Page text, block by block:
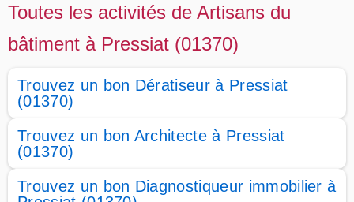
Toutes les activités de Artisans du
bâtiment à Pressiat (01370)
Trouvez un bon Dératiseur à Pressiat
(01370)
Trouvez un bon Architecte à Pressiat
(01370)
Trouvez un bon Diagnostiqueur immobilier à